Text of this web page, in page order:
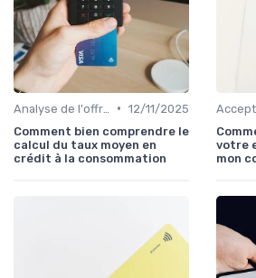
• 12/11/2025
Comment bien comprendre le
calcul du taux moyen en
crédit à la consommation
votre
mon